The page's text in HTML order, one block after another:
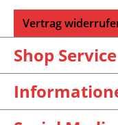
Vertrag
Shop Service